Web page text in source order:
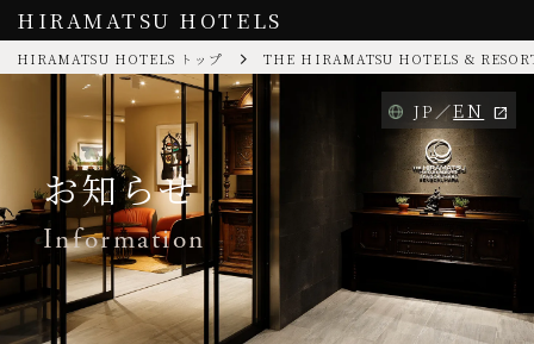
HIRAMATSU HOTELS
HIRAMATSU HOTELS トップ THE HIRAMATSU HOTELS &
JP EN
お知らせ
Information